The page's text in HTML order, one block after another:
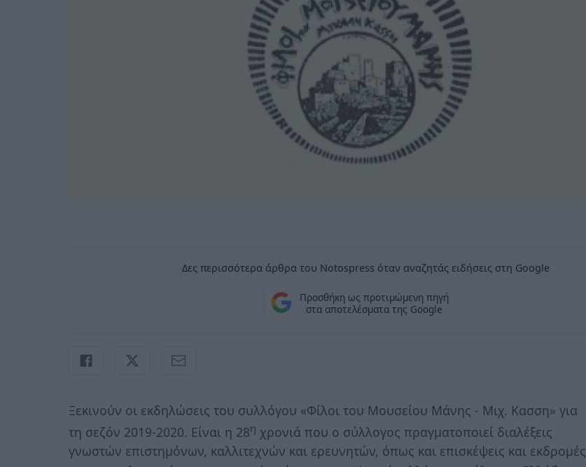
Δες περισσότερα άρθρα του Notospress όταν αναζητάς ειδήσεις στη Google
Προσθήκη ως προτιμώμενη πηγή
στα αποτελέσματα της Google
Ξεκινούν οι εκδηλώσεις του συλλόγου «Φίλοι του Μουσείου Μάνης - Μιχ. Κασση» για
τη σεζόν 2019-2020. Είναι η 28η χρονιά που ο σύλλογος πραγματοποιεί διαλέξεις
γνωστών επιστημόνων, καλλιτεχνών και ερευνητών, όπως και επισκέψεις και εκδρομές